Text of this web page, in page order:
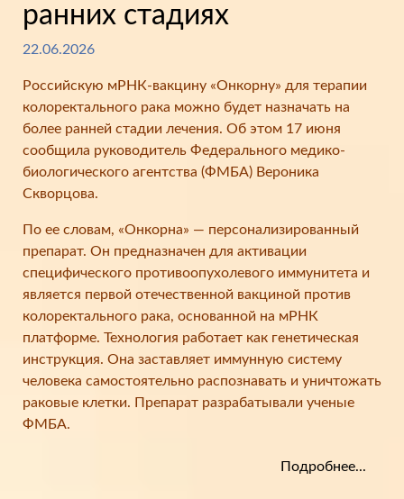
ранних стадиях
22.06.2026
Российскую мРНК-вакцину «Онкорну» для терапии
колоректального рака можно будет назначать на
более ранней стадии лечения. Об этом 17 июня
сообщила руководитель Федерального медико-
биологического агентства (ФМБА) Вероника
Скворцова.
По ее словам, «Онкорна» — персонализированный
препарат. Он предназначен для активации
специфического противоопухолевого иммунитета и
является первой отечественной вакциной против
колоректального рака, основанной на мРНК
платформе. Технология работает как генетическая
инструкция. Она заставляет иммунную систему
человека самостоятельно распознавать и уничтожать
раковые клетки. Препарат разрабатывали ученые
ФМБА.
Подробнее...